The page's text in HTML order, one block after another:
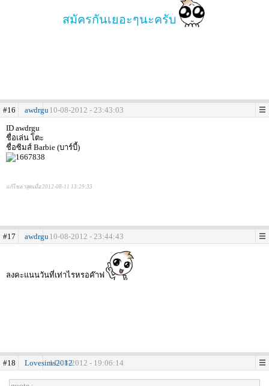
สมัครกันเยอะๆนะครับ
#16 awdrgu10-08-2012 - 23:43:03
ID awdrgu
ชื่อเล่น โตะ
ชื่อซิมส์ Barbie (บาร์บี้)
แก้ไขล่าสุดเมื่อ 2012-08-11 13:29:33
#17 awdrgu10-08-2012 - 23:44:43
ลงคะแนนวันที่เท่าไรหรอค๊าฟ
#18 Lovesims201211-08-2012 - 19:06:14